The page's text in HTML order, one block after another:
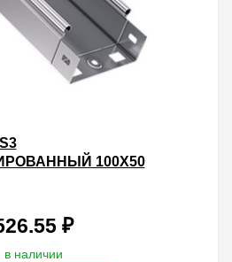
100Х50
₽
в наличии